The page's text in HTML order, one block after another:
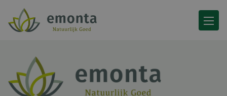
Ga naar de inhoud